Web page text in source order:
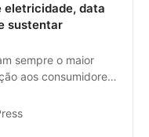
eletricidade, data
sustentar
sempre o maior
aos consumidores